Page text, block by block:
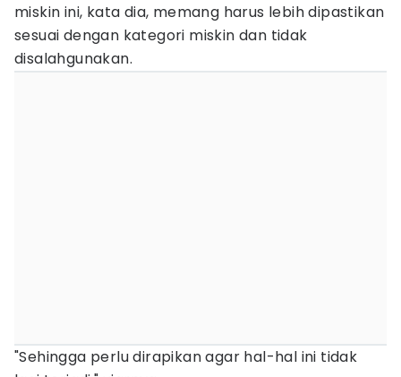
miskin ini, kata dia, memang harus lebih dipastikan
sesuai dengan kategori miskin dan tidak
disalahgunakan.
"Sehingga perlu dirapikan agar hal-hal ini tidak